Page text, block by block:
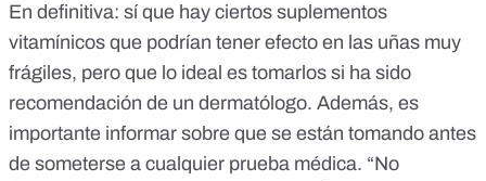
En definitiva: sí que hay ciertos suplementos
vitamínicos que podrían tener efecto en las uñas muy
frágiles, pero que lo ideal es tomarlos si ha sido
recomendación de un dermatólogo. Además, es
importante informar sobre que se están tomando antes
de someterse a cualquier prueba médica. “No